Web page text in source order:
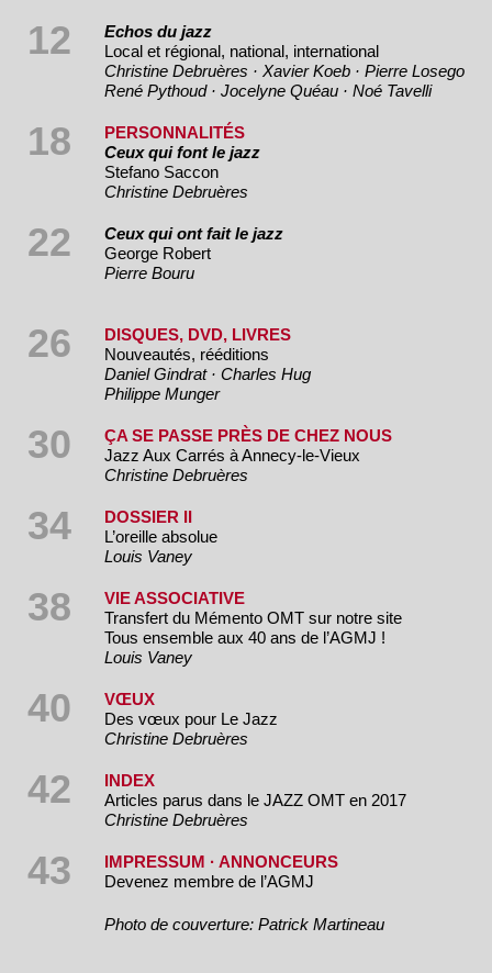
12
Echos du jazz
Local et régional, national, international
Christine Debruères · Xavier Koeb · Pierre Losego
René Pythoud · Jocelyne Quéau · Noé Tavelli
18
PERSONNALITÉS
Ceux qui font le jazz
Stefano Saccon
Christine Debruères
22
Ceux qui ont fait le jazz
George Robert
Pierre Bouru
26
DISQUES, DVD, LIVRES
Nouveautés, rééditions
Daniel Gindrat · Charles Hug
Philippe Munger
30
ÇA SE PASSE PRÈS DE CHEZ NOUS
Jazz Aux Carrés à Annecy-le-Vieux
Christine Debruères
34
DOSSIER II
L’oreille absolue
Louis Vaney
38
VIE ASSOCIATIVE
Transfert du Mémento OMT sur notre site
Tous ensemble aux 40 ans de l’AGMJ !
Louis Vaney
40
VŒUX
Des vœux pour Le Jazz
Christine Debruères
42
INDEX
Articles parus dans le JAZZ OMT en 2017
Christine Debruères
43
IMPRESSUM · ANNONCEURS
Devenez membre de l’AGMJ
Photo de couverture: Patrick Martineau